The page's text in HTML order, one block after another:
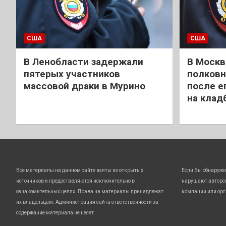
США
В Ленобласти задержали
пятерых участников
массовой драки в Мурино
США
В
после
на
Все материалы на данном сайте взяты из открытых
источников и предоставляются исключительно в
ознакомительных целях. Права на материалы принадлежат
их владельцам. Администрация сайта ответственности за
содержание материала не несет.
Если Вы
нарушают
компании или